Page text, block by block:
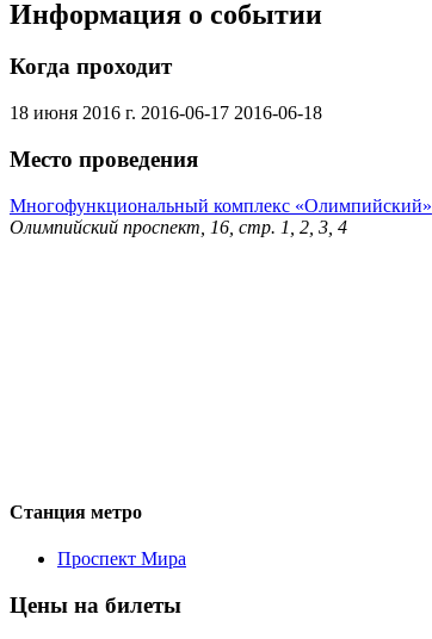
Информация о событии
Когда проходит
18 июня 2016 г. 2016-06-17 2016-06-18
Место проведения
Многофункциональный комплекс «Олимпийский»
Олимпийский проспект, 16, стр. 1, 2, 3, 4
Станция метро
Проспект Мира
Цены на билеты